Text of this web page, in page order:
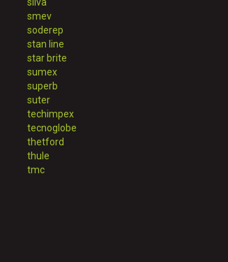
silva
smev
soderep
stan line
star brite
sumex
superb
suter
techimpex
tecnoglobe
thetford
thule
tmc